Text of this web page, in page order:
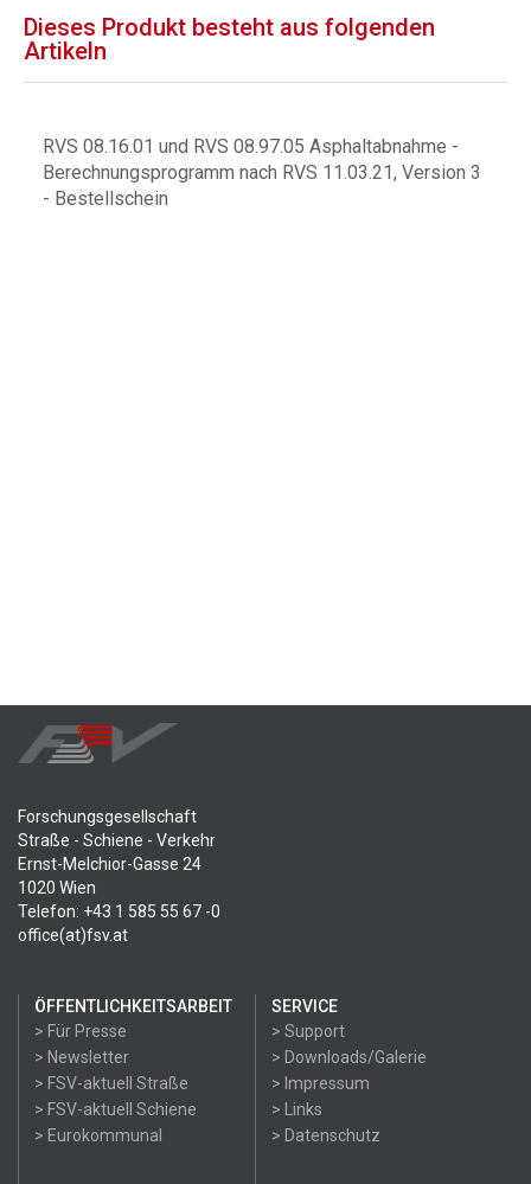
Dieses Produkt besteht aus folgenden
Artikeln
RVS 08.16.01 und RVS 08.97.05 Asphaltabnahme -
Berechnungsprogramm nach RVS 11.03.21, Version 3
- Bestellschein
Forschungsgesellschaft
Straße - Schiene - Verkehr
Ernst-Melchior-Gasse 24
1020 Wien
Telefon: +43 1 585 55 67 -0
office(at)fsv.at
ÖFFENTLICHKEITSARBEIT
> Für Presse
> Newsletter
> FSV-aktuell Straße
> FSV-aktuell Schiene
> Eurokommunal
SERVICE
> Support
> Downloads/Galerie
> Impressum
> Links
> Datenschutz